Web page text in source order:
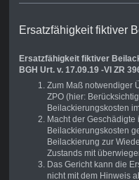
Ersatzfähigkeit fiktiver
Ersatzfähigkeit fiktiver
BGH Urt. v. 17.09.19 -VI ZR
Zum Maß notwendiger
ZPO (hier:
Beilackierungskosten
Macht der
Beilackierungskosten
Beilackierung zur
Zustands mit
Das Gericht kann die
nicht mit dem Hinweis